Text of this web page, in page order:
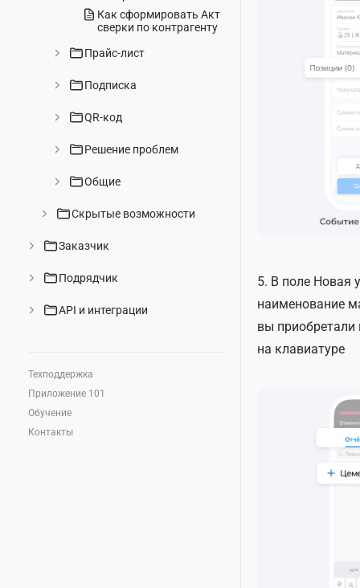
Как сформировать Акт
сверки по контрагенту
Прайс-лист
Подписка
QR-код
Решение проблем
Общие
Скрытые возможности
Заказчик
Подрядчик
API и интеграции
Техподдержка
Приложение 101
Обучение
Контакты
5. В поле Новая
наименование
вы
на клавиатуре